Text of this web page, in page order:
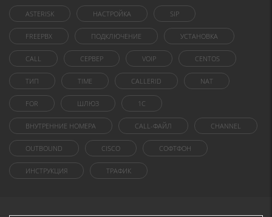
ASTERISK НАСТРОЙКА SIP
FREEPBX ПОДКЛЮЧЕНИЕ УСТАНОВКА
CALL СЕРВЕР VOIP CENTOS
ТИП TIME CALLERID NAT
FOR ШЛЮЗ 1C
ВНУТРЕННИЕ НОМЕРА CALL-ФАЙЛ CHANNEL
OUTBOUND CISCO СОФТФОН
ИНСТРУКЦИЯ ТРАФИК